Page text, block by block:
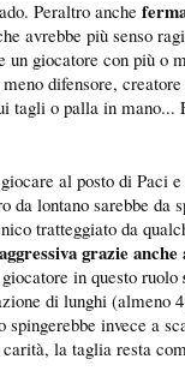
Peraltro anche
avrebbe più senso
un giocatore con più o
difensore,
tagli o palla in mano...
al posto di Paci
da lontano sarebbe da
tratteggiato da
grazie
in questo ruolo
di lunghi
invece a
la taglia resta